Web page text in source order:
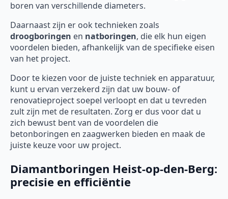
boren van verschillende diameters.
Daarnaast zijn er ook technieken zoals
droogboringen en natboringen, die elk hun eigen
voordelen bieden, afhankelijk van de specifieke eisen
van het project.
Door te kiezen voor de juiste techniek en apparatuur,
kunt u ervan verzekerd zijn dat uw bouw- of
renovatieproject soepel verloopt en dat u tevreden
zult zijn met de resultaten. Zorg er dus voor dat u
zich bewust bent van de voordelen die
betonboringen en zaagwerken bieden en maak de
juiste keuze voor uw project.
Diamantboringen Heist-op-den-Berg:
precisie en efficiëntie